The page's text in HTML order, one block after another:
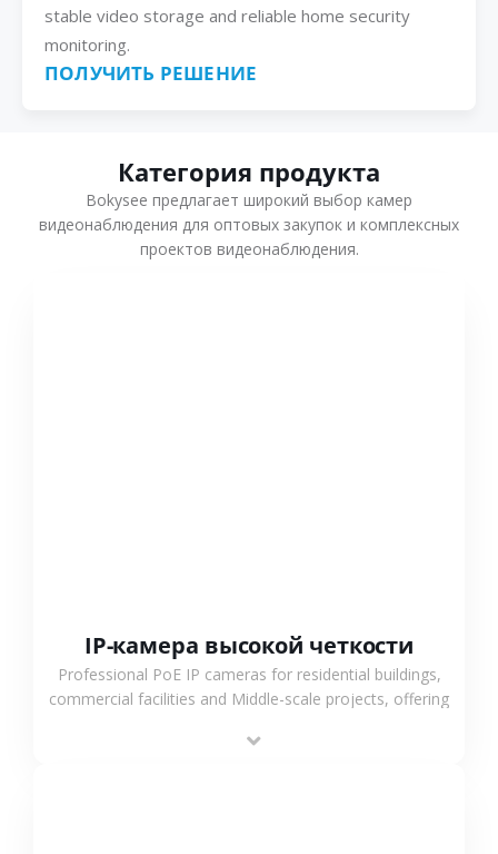
stable video storage and reliable home security
monitoring.
ПОЛУЧИТЬ РЕШЕНИЕ
Категория продукта
Bokysee предлагает широкий выбор камер
видеонаблюдения для оптовых закупок и комплексных
проектов видеонаблюдения.
IP-камера высокой четкости
Professional PoE IP cameras for residential buildings,
commercial facilities and Middle-scale projects, offering
support.